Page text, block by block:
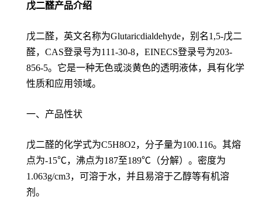
戊二醛产品介绍
戊二醛，英文名称为Glutaricdialdehyde，别名1,5-戊二
醛，CAS登录号为111-30-8，EINECS登录号为203-
856-5。它是一种无色或淡黄色的透明液体，具有化学
性质和应用领域。
一、产品性状
戊二醛的化学式为C5H8O2，分子量为100.116。其熔
点为-15℃，沸点为187至189℃（分解）。密度为
1.063g/cm3，可溶于水，并且易溶于乙醇等有机溶
剂。